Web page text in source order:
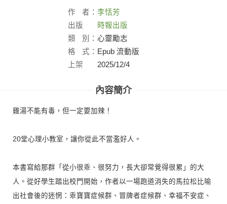
作 者： 李恬芳
出版
社：
時報出版
類
別： 心靈勵志
格
式： Epub 流動版
上架
2025/12/4
內容簡介
雞湯不能有毒，但一定要加辣！
20堂心理小教室，讓你從此不當濫好人。
本書寫給那群「從小很乖、很努力，長大卻常覺得很累」的大
人。從好學生踏出校門開始，作者以一場跑道消失的馬拉松比喻
出社會後的迷惘：乖寶寶症候群、冒牌者症候群、幸福不安症、